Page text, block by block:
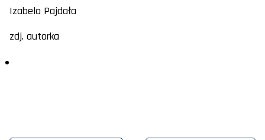
Izabela Pajdała
zdj. autorka